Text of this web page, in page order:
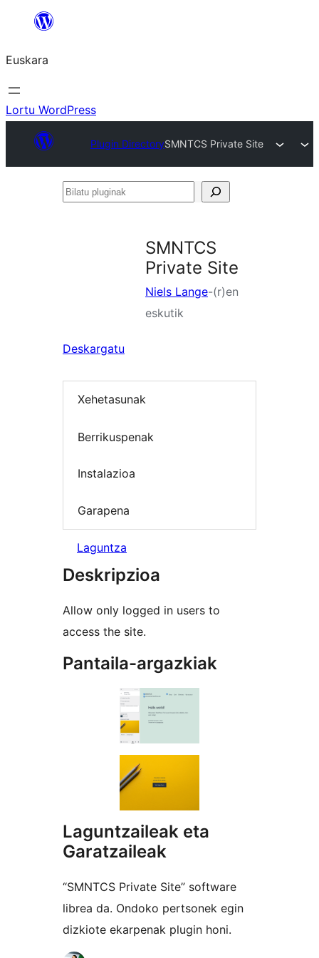
Euskara
Lortu WordPress
Plugin DirectorySMNTCS Private Site
Bilatu
SMNTCS
Private Site
Niels Lange-(r)en
eskutik
Deskargatu
Xehetasunak
Berrikuspenak
Instalazioa
Garapena
Laguntza
Deskripzioa
Allow only logged in users to
access the site.
Pantaila-argazkiak
Laguntzaileak eta
Garatzaileak
“SMNTCS Private Site” software
librea da. Ondoko pertsonek egin
dizkiote ekarpenak plugin honi.